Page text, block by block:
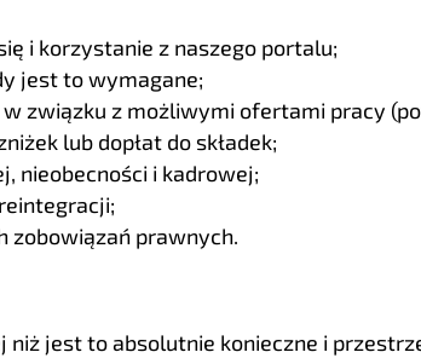
i korzystanie z naszego portalu;
jest to wymagane;
związku z możliwymi ofertami pracy
lub dopłat do składek;
nieobecności i kadrowej;
zobowiązań prawnych.
niż jest to absolutnie konieczne i